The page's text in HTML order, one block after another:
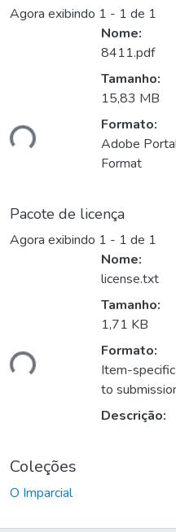
Agora exibindo 1 - 1 de 1
Nome:
8411.pdf
Tamanho:
15,83 MB
Formato:
Adobe
Format
Pacote de licença
Agora exibindo 1 - 1 de 1
Nome:
license.txt
Tamanho:
1,71 KB
Formato:
Item-
to
Descrição:
Coleções
O Imparcial